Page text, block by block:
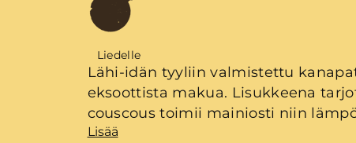
Liedelle
Lähi-idän tyyliin valmistettu
eksoottista makua. Lisukkeena
couscous toimii mainiosti niin
kylmänäkin.
Lisää